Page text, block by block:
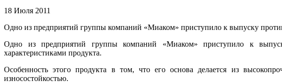
18 Июля 2011
Одно из предприятий группы компаний «Миаком» приступило к выпуску
Одно из предприятий группы компаний «Миаком» приступило к
характеристиками продукта.
Особенность этого продукта в том, что его основа делается из
износостойкостью.